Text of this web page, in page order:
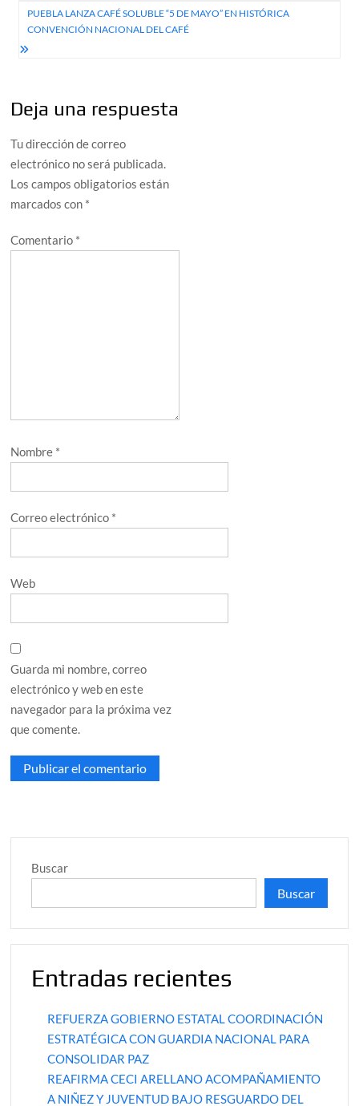
entradas
PUEBLA LANZA CAFÉ SOLUBLE “5 DE MAYO” EN HISTÓRICA
CONVENCIÓN NACIONAL DEL CAFÉ
Deja una respuesta
Tu dirección de correo
electrónico no será publicada.
Los campos obligatorios están
marcados con *
Comentario *
Nombre *
Correo electrónico *
Web
Guarda mi nombre, correo
electrónico y web en este
navegador para la próxima vez
que comente.
Buscar
Buscar
Entradas recientes
REFUERZA GOBIERNO ESTATAL COORDINACIÓN
ESTRATÉGICA CON GUARDIA NACIONAL PARA
CONSOLIDAR PAZ
REAFIRMA CECI ARELLANO ACOMPAÑAMIENTO
A NIÑEZ Y JUVENTUD BAJO RESGUARDO DEL